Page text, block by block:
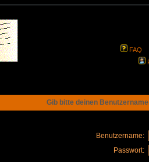
FAQ
Gib bitte deinen
Benutzername:
Passwort: